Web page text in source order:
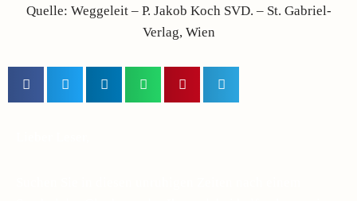
Quelle: Weggeleit – P. Jakob Koch SVD. – St. Gabriel-
Verlag, Wien